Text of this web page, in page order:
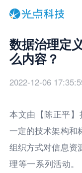
数据治理定
么内容？
2022-12-06
本文由【陈正平
一定的技术架构和
组织方式对信息资
理等一系列活动。